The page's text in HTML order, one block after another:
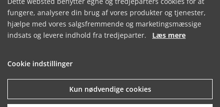
Mosefolket
Den største samling af moselig i verden på Museum
Silkeborg Hovedgården
fungere, analysere din brug af vores produkter og tjenester,
hjælpe med vores salgsfremmende og marketingsmæssige
indsats og levere indhold fra tredjeparter. Læs mere
Cookie indstillinger
Kun nødvendige cookies